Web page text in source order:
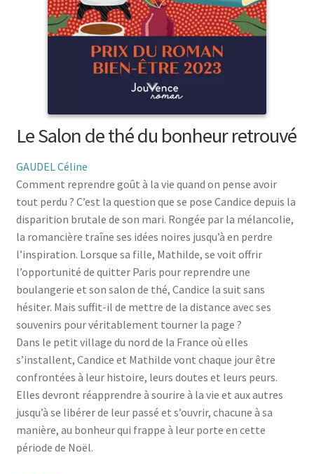
Médecine douces
enfant
Le Salon de thé du bonheur retrouvé
GAUDEL Céline
Comment reprendre goût à la vie quand on pense avoir
tout perdu ? C’est la question que se pose Candice depuis la
disparition brutale de son mari. Rongée par la mélancolie,
la romancière traîne ses idées noires jusqu’à en perdre
l’inspiration. Lorsque sa fille, Mathilde, se voit offrir
l’opportunité de quitter Paris pour reprendre une
boulangerie et son salon de thé, Candice la suit sans
hésiter. Mais suffit-il de mettre de la distance avec ses
souvenirs pour véritablement tourner la page ?
Dans le petit village du nord de la France où elles
s’installent, Candice et Mathilde vont chaque jour être
confrontées à leur histoire, leurs doutes et leurs peurs.
Elles devront réapprendre à sourire à la vie et aux autres
jusqu’à se libérer de leur passé et s’ouvrir, chacune à sa
manière, au bonheur qui frappe à leur porte en cette
période de Noël.